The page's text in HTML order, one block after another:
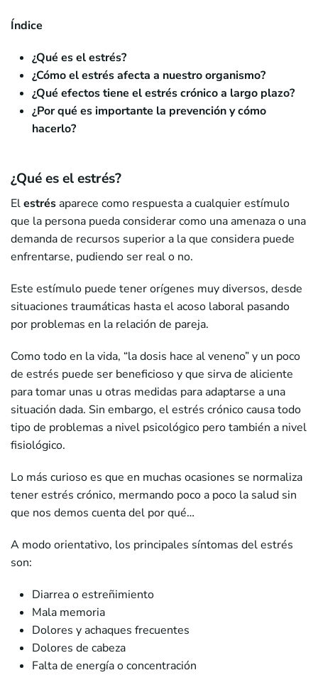
Índice
¿Qué es el estrés?
¿Cómo el estrés afecta a nuestro organismo?
¿Qué efectos tiene el estrés crónico a largo plazo?
¿Por qué es importante la prevención y cómo
hacerlo?
¿Qué es el estrés?
Elestrés aparece como respuesta a cualquier estímulo
que la persona pueda considerar como una amenaza o una
demanda de recursos superior a la que considera puede
enfrentarse, pudiendo ser real o no.
Este estímulo puede tener orígenes muy diversos, desde
situaciones traumáticas hasta el acoso laboral pasando
por problemas en la relación de pareja.
Como todo en la vida, “la dosis hace al veneno” y un poco
de estrés puede ser beneficioso y que sirva de aliciente
para tomar unas u otras medidas para adaptarse a una
situación dada. Sin embargo, el estrés crónico causa todo
tipo de problemas a nivel psicológico pero también a nivel
fisiológico.
Lo más curioso es que en muchas ocasiones se normaliza
tener estrés crónico, mermando poco a poco la salud sin
que nos demos cuenta del por qué…
A modo orientativo, los principales síntomas del estrés
son:
Diarrea o estreñimiento
Mala memoria
Dolores y achaques frecuentes
Dolores de cabeza
Falta de energía o concentración